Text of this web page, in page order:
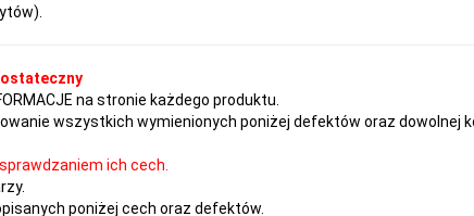
na stronie każdego produktu.
wszystkich wymienionych poniżej defektów oraz dowolnej
ich cech.
poniżej cech oraz defektów.